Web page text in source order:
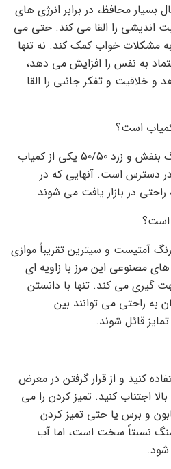
محافظ، در برابر انرژی های
اندیشی را القا می کند. حتی می
مشکلات خواب کمک کند. نه تنها
به نفس را افزایش می دهد،
و خلاقیت و تفکر جانبی را القا
است؟
آمتیست طبیعی با ترکیب رنگ بنفش و زرد 50/50 یکی از کمیاب
دسترس است. آنهایی که در
در بازار یافت می شوند.
است؟
آمتیست و سیترین تقریباً موازی
مصنوعی این مرز با زاویه ای
گیری می کند. تنها با دانستن
به راحتی می توانند بین
قائل شوند.
کنید و از قرار گرفتن در معرض
اجتناب کنید. تمیز کردن را می
و برس یا حتی تمیز کردن
سنگ نسبتاً سخت است، اما آب
شود.